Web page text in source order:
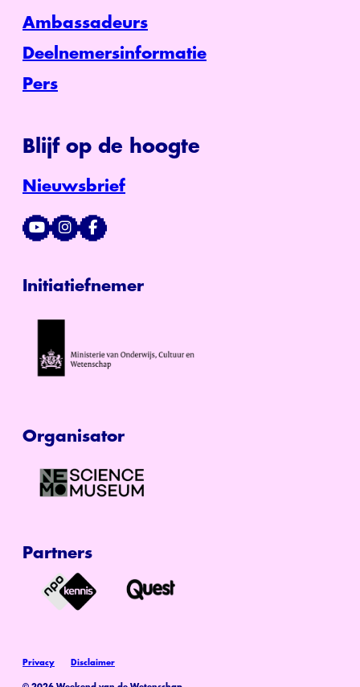
Ambassadeurs
Deelnemersinformatie
Pers
Blijf op de hoogte
Nieuwsbrief
Initiatiefnemer
Organisator
Partners
Privacy Disclaimer